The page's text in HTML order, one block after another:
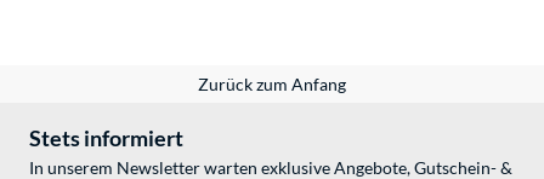
Zurück zum Anfang
Stets informiert
In unserem Newsletter warten exklusive Angebote, Gutschein- &